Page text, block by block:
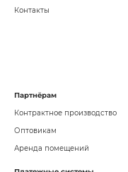
Контакты
Партнёрам
Контрактное производство
Оптовикам
Аренда помещений